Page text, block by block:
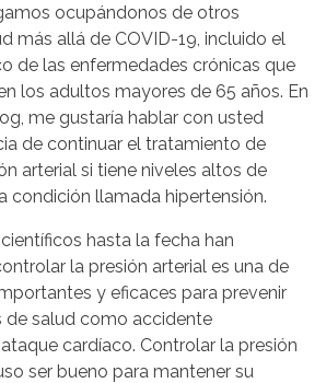
ocupándonos de otros
más allá de COVID-19, incluido el
de las enfermedades crónicas que
los adultos mayores de 65 años. En
me gustaría hablar con usted
de continuar el tratamiento de
arterial si tiene niveles altos de
condición llamada hipertensión.
hasta la fecha han
la presión arterial es una de
y eficaces para prevenir
de salud como accidente
cardíaco. Controlar la presión
ser bueno para mantener su